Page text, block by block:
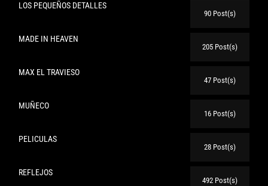
LOS PEQUEÑOS DETALLES
90 Post(s)
MADE IN HEAVEN
205 Post(s)
MAX EL TRAVIESO
47 Post(s)
MUÑECO
16 Post(s)
PELICULAS
28 Post(s)
REFLEJOS
492 Post(s)